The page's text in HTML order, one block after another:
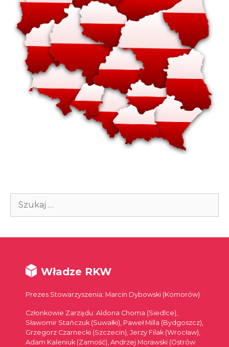
Szukaj:
Władze RKW
Prezes Stowarzyszenia: Marcin Dybowski (Komorów)
Członkowie Zarządu: Aldona Choma (Siedlce),
Sławomir Stańczuk (Suwałki), Paweł Milla (Bydgoszcz),
Grzegorz Czarnecki (Szczecin), Jerzy Filak (Wrocław),
Adam Kaleniuk (Zamość), Andrzej Morawski (Ostrów